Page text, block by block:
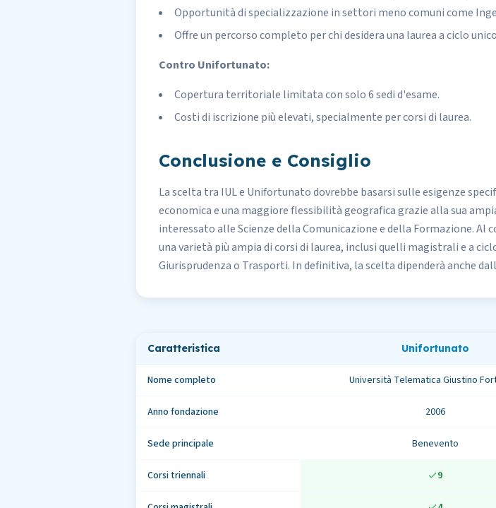
Opportunità di specializzazione in settori meno comuni come
Offre un percorso completo per chi desidera una laurea a ciclo
Contro Unifortunato:
Copertura territoriale limitata con solo 6 sedi d'esame.
Costi di iscrizione più elevati, specialmente per corsi di laurea.
Conclusione e Consiglio
La scelta tra IUL e Unifortunato dovrebbe basarsi sulle esigenze
economica e una maggiore flessibilità geografica grazie alla sua
interessato alle Scienze della Comunicazione e della Formazione.
una varietà più ampia di corsi di laurea, inclusi quelli magistrali e a
Giurisprudenza o Trasporti. In definitiva, la scelta dipenderà anche
Caratteristica Unifortunato
Nome completo Università Telematica Giustino
Anno fondazione 2006
Sede principale Benevento
Corsi triennali 9